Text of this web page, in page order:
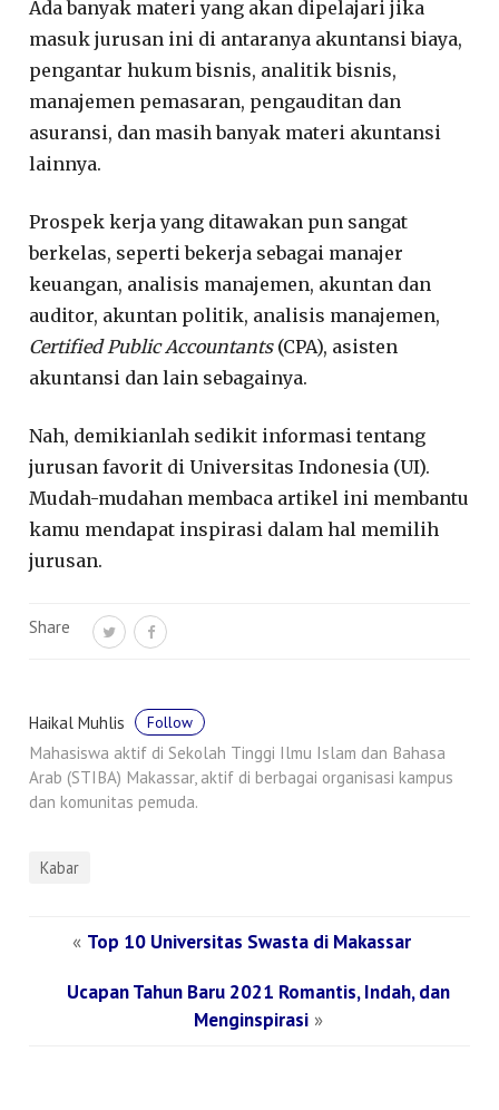
Ada banyak materi yang akan dipelajari jika
masuk jurusan ini di antaranya akuntansi biaya,
pengantar hukum bisnis, analitik bisnis,
manajemen pemasaran, pengauditan dan
asuransi, dan masih banyak materi akuntansi
lainnya.
Prospek kerja yang ditawakan pun sangat
berkelas, seperti bekerja sebagai manajer
keuangan, analisis manajemen, akuntan dan
auditor, akuntan politik, analisis manajemen,
Certified Public Accountants (CPA), asisten
akuntansi dan lain sebagainya.
Nah, demikianlah sedikit informasi tentang
jurusan favorit di Universitas Indonesia (UI).
Mudah-mudahan membaca artikel ini membantu
kamu mendapat inspirasi dalam hal memilih
jurusan.
Share
Haikal Muhlis Follow
Mahasiswa aktif di Sekolah Tinggi Ilmu Islam dan Bahasa
Arab (STIBA) Makassar, aktif di berbagai organisasi kampus
dan komunitas pemuda.
Kabar
« Top 10 Universitas Swasta di Makassar
Ucapan Tahun Baru 2021 Romantis, Indah, dan
Menginspirasi»